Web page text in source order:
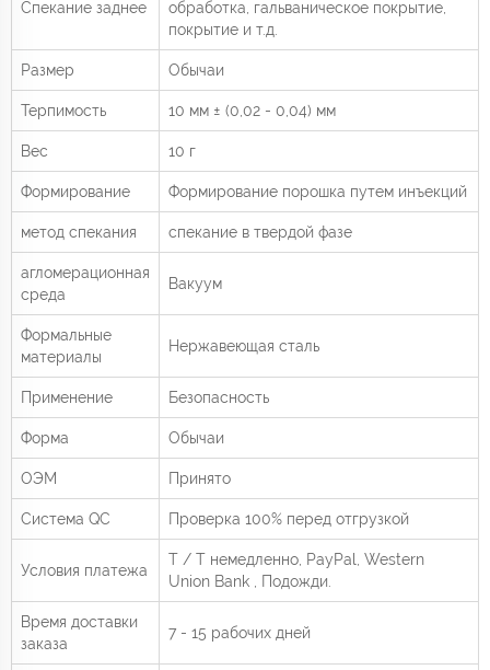
Спекание заднее
обработка, гальваническое покрытие,
покрытие и т.д.
Размер Обычаи
Терпимость 10 мм ± (0,02 - 0,04) мм
Вес 10 г
Формирование Формирование порошка путем инъекций
метод спекания спекание в твердой фазе
агломерационная
среда
Вакуум
Формальные
материалы
Нержавеющая сталь
Применение Безопасность
Форма Обычаи
ОЭМ Принято
Система QC Проверка 100% перед отгрузкой
Условия платежа
Т / Т немедленно, PayPal, Western
Union Bank
, Подожди.
Время доставки
заказа
7 - 15 рабочих дней